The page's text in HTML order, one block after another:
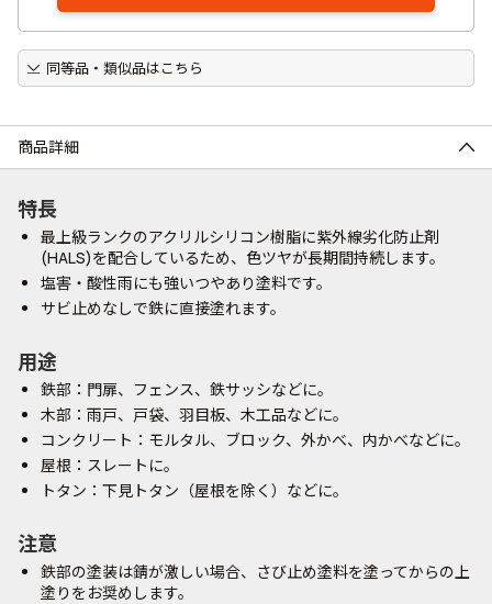
同等品・類似品はこちら
商品詳細
特長
最上級ランクのアクリルシリコン樹脂に紫外線劣化防止剤
(HALS)を配合しているため、色ツヤが長期間持続します。
塩害・酸性雨にも強いつやあり塗料です。
サビ止めなしで鉄に直接塗れます。
用途
鉄部：門扉、フェンス、鉄サッシなどに。
木部：雨戸、戸袋、羽目板、木工品などに。
コンクリート：モルタル、ブロック、外かべ、内かべなどに。
屋根：スレートに。
トタン：下見トタン（屋根を除く）などに。
注意
鉄部の塗装は錆が激しい場合、さび止め塗料を塗ってからの上
塗りをお奨めします。